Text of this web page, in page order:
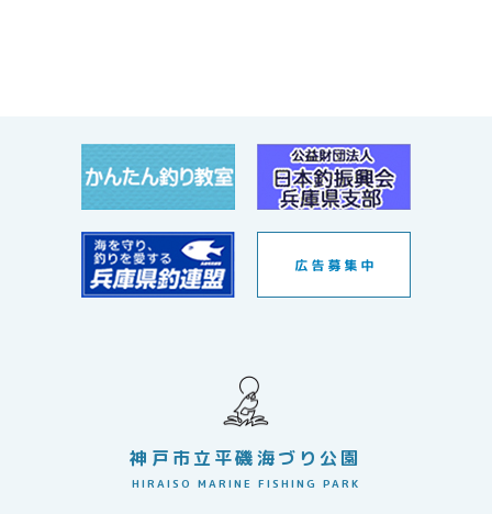
神戸市立平磯海づり公園
HIRAISO MARINE FISHING PARK